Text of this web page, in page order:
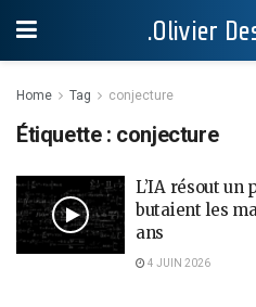
.Olivier
Home Tag conjecture
Étiquette : conjecture
L’IA résout un
butaient les
ans
4 JUIN 2026